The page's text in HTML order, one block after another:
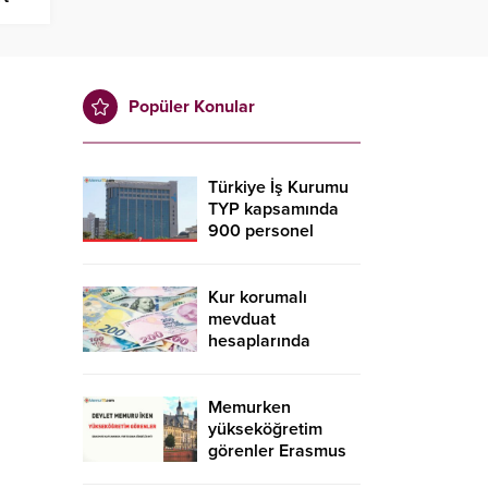
Popüler Konular
Türkiye İş Kurumu
TYP kapsamında
900 personel
yapılır?
Kur korumalı
mevduat
hesaplarında
Memurken
yükseköğretim
görenler Erasmus